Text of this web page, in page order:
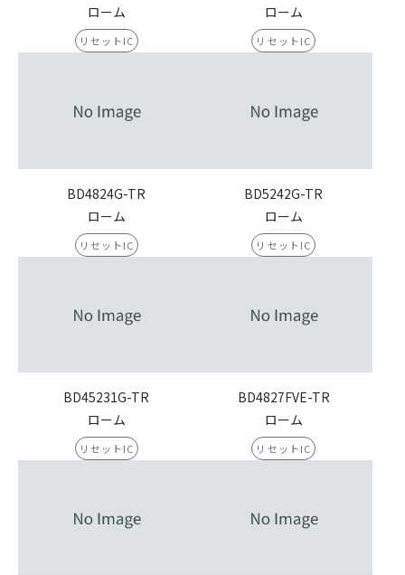
ローム
リセットIC
ローム
リセットIC
BD4824G-TR
ローム
リセットIC
BD5242G-TR
ローム
リセットIC
BD45231G-TR
ローム
リセットIC
BD4827FVE-TR
ローム
リセットIC